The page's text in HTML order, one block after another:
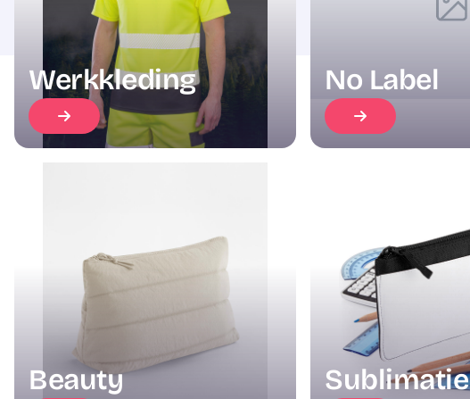
Werkkleding No Label
Beauty Sublimatie